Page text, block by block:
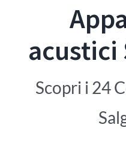
acustici
Scopri i 24